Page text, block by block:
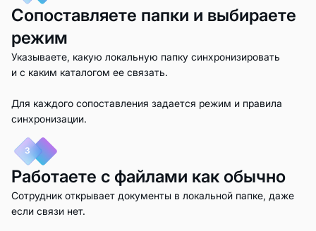
Сопоставляете папки и выбираете
режим
Указываете, какую локальную папку синхронизировать
и с каким каталогом ее связать.
Для каждого сопоставления задается режим и правила
синхронизации.
3
Работаете с файлами как обычно
Сотрудник открывает документы в локальной папке, даже
если связи нет.